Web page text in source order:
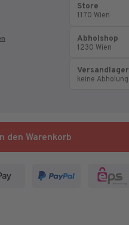
Store
1170 Wien
Abholshop
1230 Wien
Versandlager
keine Abholung
den Warenkorb